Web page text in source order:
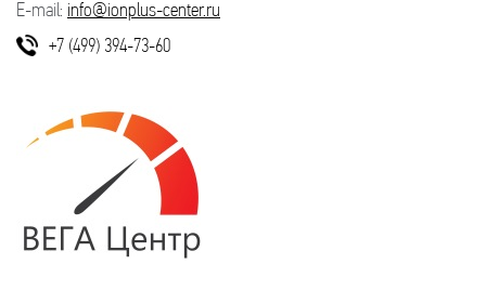
E-mail: info@ionplus-center.ru
+7 (499) 394-73-60